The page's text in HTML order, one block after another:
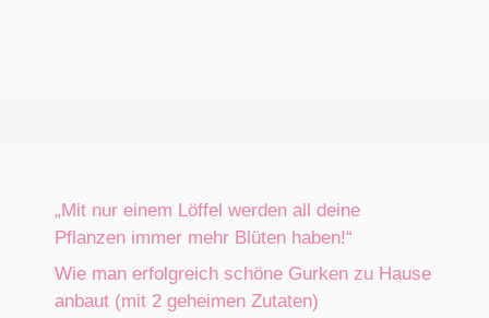
„Mit nur einem Löffel werden all deine
Pflanzen immer mehr Blüten haben!“
Wie man erfolgreich schöne Gurken zu Hause
anbaut (mit 2 geheimen Zutaten)